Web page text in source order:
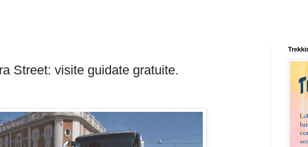
Street: visite guidate gratuite.